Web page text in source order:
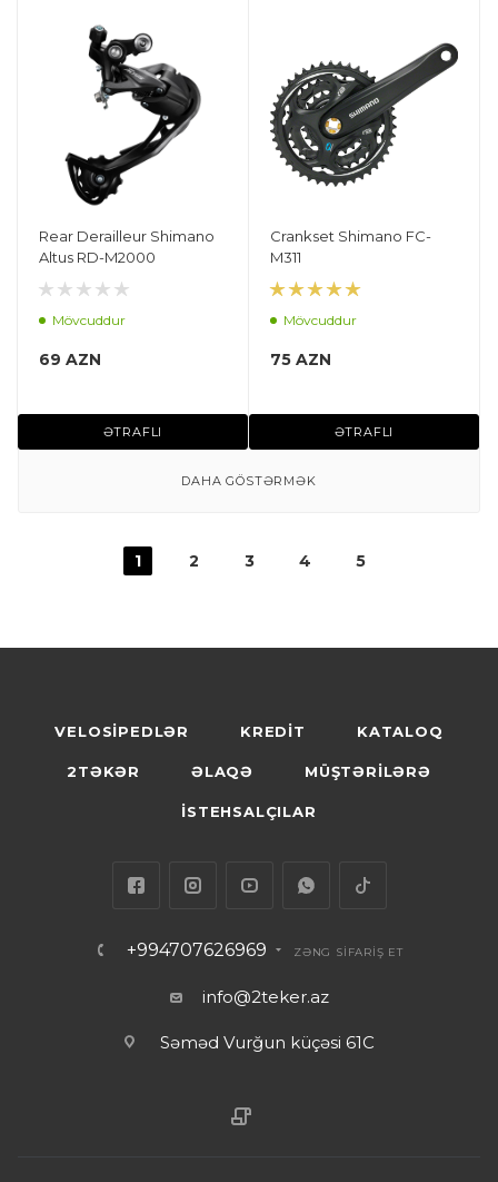
Rear Derailleur Shimano
Altus RD-M2000
Mövcuddur
69 AZN
ƏTRAFLI
Crankset Shimano FC-
M311
Mövcuddur
75 AZN
ƏTRAFLI
DAHA GÖSTƏRMƏK
1 2 3 4 5
VELOSİPEDLƏR KREDİT KATALOQ
2TƏKƏR ƏLAQƏ MÜŞTƏRİLƏRƏ
İSTEHSALÇILAR
+994707626969 ZƏNG SİFARİŞ ET
info@2teker.az
Səməd Vurğun küçəsi 61C